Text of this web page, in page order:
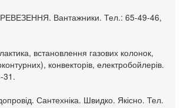
Вантажники. Тел.: 65-49-46,
встановлення газових колонок,
конвекторів, електробойлерів.
31.
Сантехніка. Швидко. Якісно. Тел.